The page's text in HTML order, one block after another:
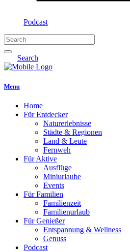
Podcast
Search
Menu
Home
Für Entdecker
Naturerlebnisse
Städte & Regionen
Land & Leute
Fernweh
Für Aktive
Ausflüge
Miniurlaube
Events
Für Familien
Familienzeit
Familienurlaub
Für Genießer
Entspannung & Wellness
Genuss
Podcast